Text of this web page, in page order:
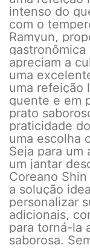
intenso do
com o
Ramyun,
apreciam a
uma
uma refeição
quente e em
prato
praticidade
uma escolha
Seja para um
um jantar
Coreano
a solução
personalizar
adicionais,
para torná-la
saborosa.